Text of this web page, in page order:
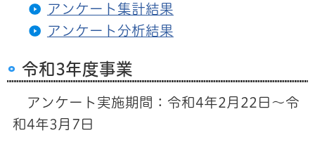
アンケート集計結果
アンケート分析結果
令和3年度事業
アンケート実施期間：令和4年2月22日～令
和4年3月7日